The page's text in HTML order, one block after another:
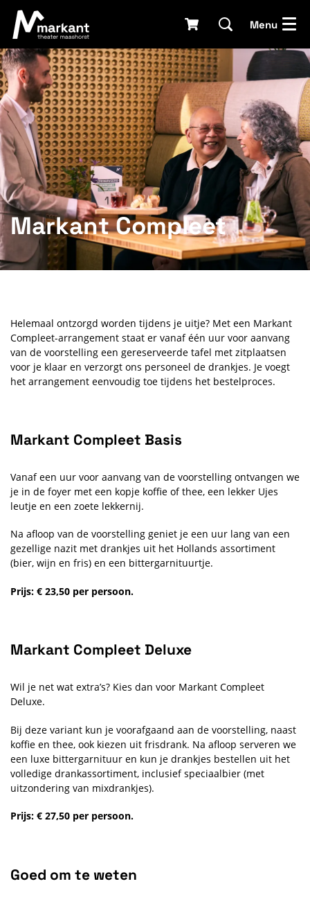
Menu
Markant Compleet
Helemaal ontzorgd worden tijdens je uitje? Met een Markant
Compleet-arrangement staat er vanaf één uur voor aanvang
van de voorstelling een gereserveerde tafel met zitplaatsen
voor je klaar en verzorgt ons personeel de drankjes. Je voegt
het arrangement eenvoudig toe tijdens het bestelproces.
Markant Compleet Basis
Vanaf een uur voor aanvang van de voorstelling ontvangen we
je in de foyer met een kopje koffie of thee, een lekker Ujes
leutje en een zoete lekkernij.
Na afloop van de voorstelling geniet je een uur lang van een
gezellige nazit met drankjes uit het Hollands assortiment
(bier, wijn en fris) en een bittergarnituurtje.
Prijs: € 23,50 per persoon.
Markant Compleet Deluxe
Wil je net wat extra’s? Kies dan voor Markant Compleet
Deluxe.
Bij deze variant kun je voorafgaand aan de voorstelling, naast
koffie en thee, ook kiezen uit frisdrank. Na afloop serveren we
een luxe bittergarnituur en kun je drankjes bestellen uit het
volledige drankassortiment, inclusief speciaalbier (met
uitzondering van mixdrankjes).
Prijs: € 27,50 per persoon.
Goed om te weten